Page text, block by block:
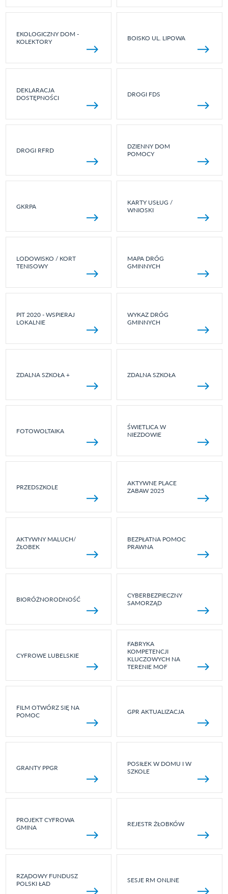
EKOLOGICZNY DOM -
KOLEKTORY
BOISKO UL. LIPOWA
DEKLARACJA
DOSTĘPNOŚCI
DROGI FDS
DROGI RFRD
DZIENNY DOM
POMOCY
GKRPA
KARTY USŁUG /
WNIOSKI
LODOWISKO / KORT
TENISOWY
MAPA DRÓG
GMINNYCH
PIT 2020 - WSPIERAJ
LOKALNIE
WYKAZ DRÓG
GMINNYCH
ZDALNA SZKOŁA + ZDALNA SZKOŁA
FOTOWOLTAIKA
ŚWIETLICA W
NIEZDOWIE
PRZEDSZKOLE
AKTYWNE PLACE
ZABAW 2025
AKTYWNY MALUCH/
ŻŁOBEK
BEZPŁATNA POMOC
PRAWNA
BIORÓŻNORODNOŚĆ
CYBERBEZPIECZNY
SAMORZĄD
CYFROWE LUBELSKIE
FABRYKA
KOMPETENCJI
KLUCZOWYCH NA
TERENIE MOF
FILM OTWÓRZ SIĘ NA
POMOC
GPR AKTUALIZACJA
GRANTY PPGR
POSIŁEK W DOMU I W
SZKOLE
PROJEKT CYFROWA
GMINA
REJESTR ŻŁOBKÓW
RZĄDOWY FUNDUSZ
POLSKI ŁAD
SESJE RM ONLINE